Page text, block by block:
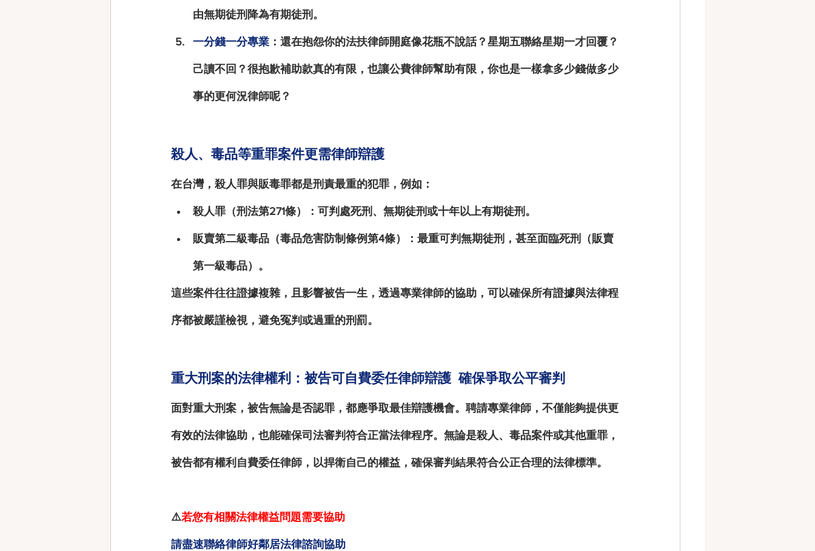
由無期徒刑降為有期徒刑。
一分錢一分專業 ：還在抱怨你的法扶律師開庭像花瓶不說話？星期五聯絡星期一才回覆？
己讀不回？很抱歉補助款真的有限，也讓公費律師幫助有限，你也是一樣拿多少錢做多少
事的更何況律師呢？
殺人、毒品等重罪案件更需律師辯護
在台灣，殺人罪與販毒罪都是刑責最重的犯罪 ，例如：
殺人罪（刑法第271條） ：可判處死刑、無期徒刑或十年以上有期徒刑 。
販賣第二級毒品（毒品危害防制條例第4條） ：最重可判 無期徒刑 ，甚至面臨死刑 （販賣
第一級毒品）。
這些案件往往證據複雜，且影響被告一生，透過專業律師的協助，可以確保所有證據與法律程
序都被嚴謹檢視，避免冤判或過重的刑罰。
重大刑案的法律權利：被告可自費委任律師辯護  確保爭取公平審判
面對重大刑案，被告無論是否認罪，都應爭取最佳辯護機會。 聘請專業律師 ，不僅能夠提供更
有效的法律協助，也能確保司法審判符合正當法律程序。無論是殺人、毒品案件或其他重罪，
被告都有權利自費委任律師，以捍衛自己的權益，確保審判結果符合公正合理的法律標準。
⚠️若您有相關法律權益問題需要協助
請盡速聯絡律師好鄰居法律諮詢協助